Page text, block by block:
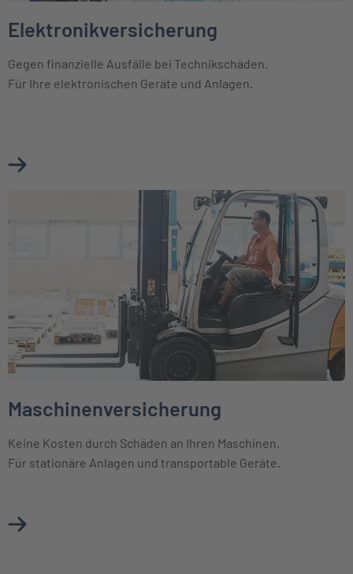
Elektronikversicherung
Gegen finanzielle Ausfälle bei Technikschäden.
Für Ihre elektronischen Geräte und Anlagen.
Mehr über Elektronikversicherung erfahren
Weiter zu Maschinenversicherung
Maschinenversicherung
Keine Kosten durch Schäden an Ihren Maschinen.
Für stationäre Anlagen und transportable Geräte.
Mehr über Maschinenversicherung erfahren